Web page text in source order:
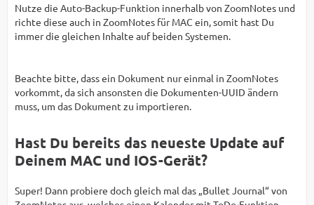
Nutze die Auto-Backup-Funktion innerhalb von ZoomNotes und
richte diese auch in ZoomNotes für MAC ein, somit hast Du
immer die gleichen Inhalte auf beiden Systemen.
Beachte bitte, dass ein Dokument nur einmal in ZoomNotes
vorkommt, da sich ansonsten die Dokumenten-UUID ändern
muss, um das Dokument zu importieren.
Hast Du bereits das neueste Update auf
Deinem MAC und IOS-Gerät?
Super! Dann probiere doch gleich mal das „Bullet Journal“ von